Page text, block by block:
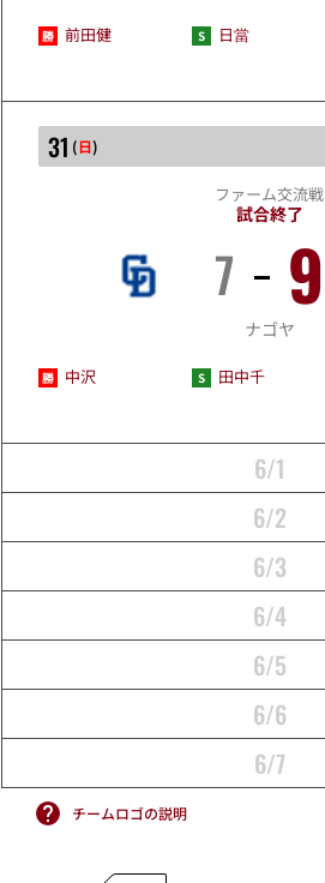
前田健 日當
5/31
31 (日)
ファーム交流戦
試合終了
7 9
ナゴヤ
中沢 田中千
6/1
6/2
6/3
6/4
6/5
6/6
6/7
チームロゴの説明